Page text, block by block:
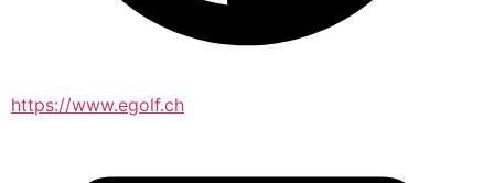
https://www.egolf.ch